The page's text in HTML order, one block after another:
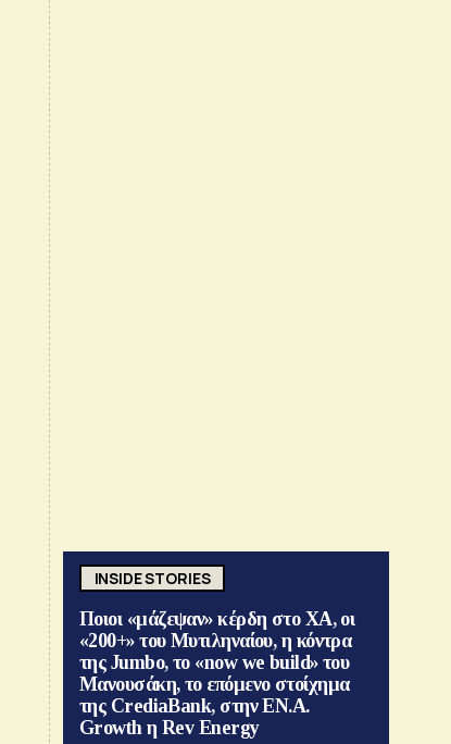
INSIDE STORIES
Ποιοι «μάζεψαν» κέρδη στο ΧΑ, οι
«200+» του Μυτιληναίου, η κόντρα
της Jumbo, το «now we build» του
Μανουσάκη, το επόμενο στοίχημα
της CrediaBank, στην ΕΝ.Α.
Growth η Rev Energy